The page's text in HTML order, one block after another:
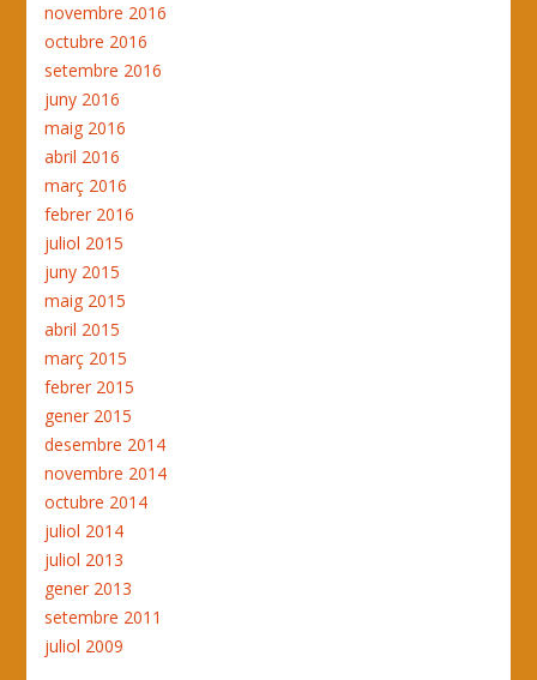
novembre 2016
octubre 2016
setembre 2016
juny 2016
maig 2016
abril 2016
març 2016
febrer 2016
juliol 2015
juny 2015
maig 2015
abril 2015
març 2015
febrer 2015
gener 2015
desembre 2014
novembre 2014
octubre 2014
juliol 2014
juliol 2013
gener 2013
setembre 2011
juliol 2009